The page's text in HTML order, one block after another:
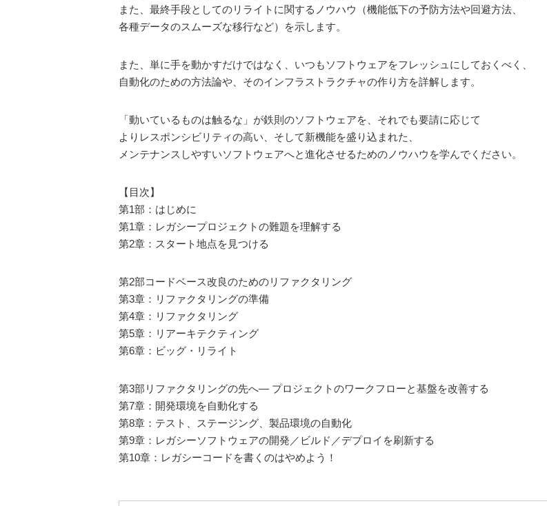
また、最終手段としてのリライトに関するノウハウ（機能低下の予防方法や回避方法、
各種データのスムーズな移行など）を示します。
また、単に手を動かすだけではなく、いつもソフトウェアをフレッシュにしておくべく、
自動化のための方法論や、そのインフラストラクチャの作り方を詳解します。
「動いているものは触るな」が鉄則のソフトウェアを、それでも要請に応じて
よりレスポンシビリティの高い、そして新機能を盛り込まれた、
メンテナンスしやすいソフトウェアへと進化させるためのノウハウを学んでください。
【目次】
第1部：はじめに
第1章：レガシープロジェクトの難題を理解する
第2章：スタート地点を見つける
第2部コードベース改良のためのリファクタリング
第3章：リファクタリングの準備
第4章：リファクタリング
第5章：リアーキテクティング
第6章：ビッグ・リライト
第3部リファクタリングの先へ― プロジェクトのワークフローと基盤を改善する
第7章：開発環境を自動化する
第8章：テスト、ステージング、製品環境の自動化
第9章：レガシーソフトウェアの開発／ビルド／デプロイを刷新する
第10章：レガシーコードを書くのはやめよう！